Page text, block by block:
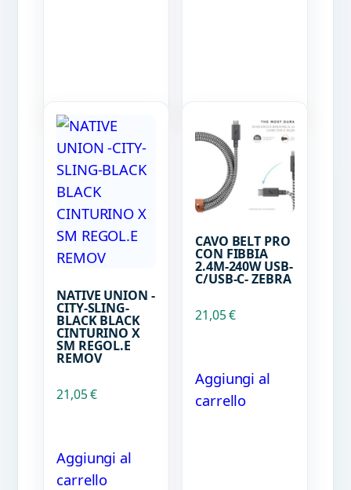
NATIVE UNION -
CITY-SLING-
BLACK BLACK
CINTURINO X
SM REGOL.E
REMOV
21,05€
Aggiungi al
carrello
CAVO BELT PRO
CON FIBBIA
2.4M-240W USB-
C/USB-C- ZEBRA
21,05€
Aggiungi al
carrello